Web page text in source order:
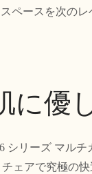
ペースを次のレ
に優
シリーズ マル
チェアで究極の